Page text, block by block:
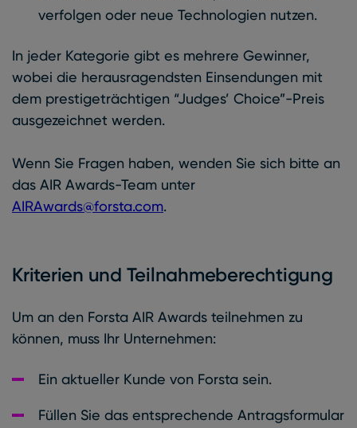
verfolgen oder neue Technologien nutzen.
In jeder Kategorie gibt es mehrere Gewinner,
wobei die herausragendsten Einsendungen mit
dem prestigeträchtigen “Judges’ Choice”-Preis
ausgezeichnet werden.
Wenn Sie Fragen haben, wenden Sie sich bitte an
das AIR Awards-Team unter
AIRAwards@forsta.com.
Kriterien und Teilnahmeberechtigung
Um an den Forsta AIR Awards teilnehmen zu
können, muss Ihr Unternehmen:
Ein aktueller Kunde von Forsta sein.
Füllen Sie das entsprechende Antragsformular